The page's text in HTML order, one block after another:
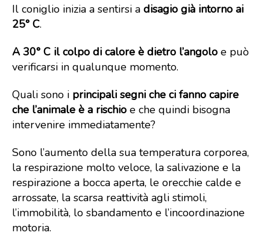
Il coniglio inizia a sentirsi a disagio già intorno ai
25° C.
A 30° C il colpo di calore è dietro l’angolo e può
verificarsi in qualunque momento.
Quali sono i principali segni che ci fanno capire
che l’animale è a rischio e che quindi bisogna
intervenire immediatamente?
Sono l’aumento della sua temperatura corporea,
la respirazione molto veloce, la salivazione e la
respirazione a bocca aperta, le orecchie calde e
arrossate, la scarsa reattività agli stimoli,
l’immobilità, lo sbandamento e l’incoordinazione
motoria.